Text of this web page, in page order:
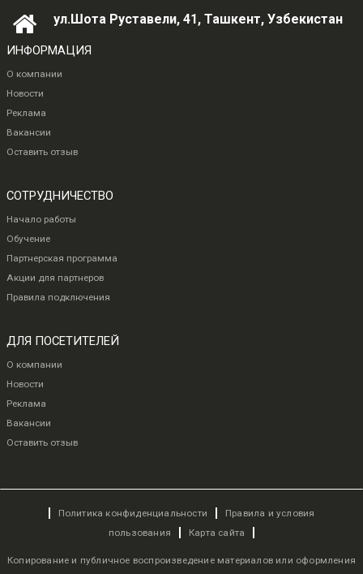
ул.Шота Руставели, 41, Ташкент, Узбекистан
ИНФОРМАЦИЯ
О компании
Новости
Реклама
Вакансии
Оставить отзыв
СОТРУДНИЧЕСТВО
Начало работы
Обучение
Партнерская программа
Акции для партнеров
Правила подключения
ДЛЯ ПОСЕТИТЕЛЕЙ
О компании
Новости
Реклама
Вакансии
Оставить отзыв
Политика конфиденциальности
Правила и условия
пользования
Карта сайта
Копирование и публичное воспроизведение материалов или оформления